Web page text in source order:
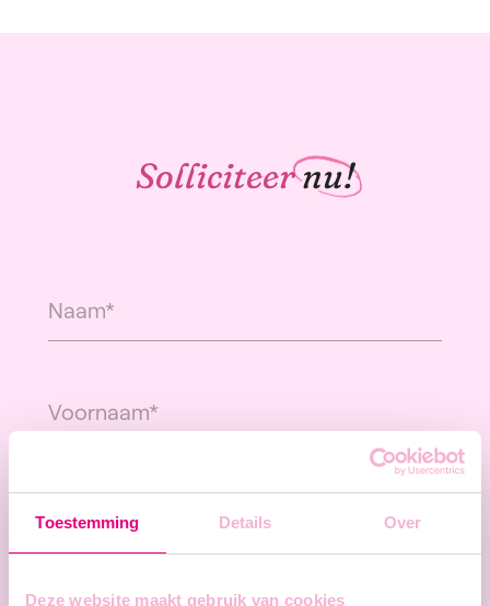
Toestemming Details Over
Deze website maakt gebruik van cookies
Solliciteernu!